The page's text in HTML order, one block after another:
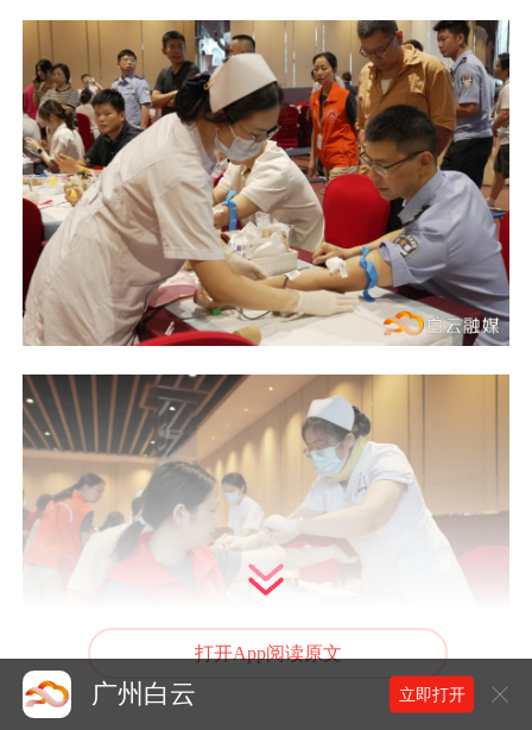
打开App阅读原文
广州白云 立即打开